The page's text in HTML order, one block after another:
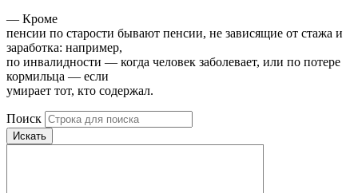
— Кроме
пенсии по старости бывают пенсии, не зависящие от стажа и
заработка: например,
по инвалидности — когда человек заболевает, или по потере
кормильца — если
умирает тот, кто содержал.
Поиск
Искать